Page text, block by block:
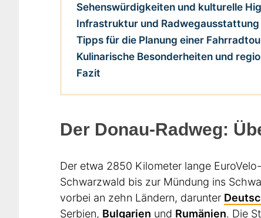
Sehenswürdigkeiten und kulturelle
Infrastruktur und Radwegausstattung
Tipps für die Planung einer
Kulinarische Besonderheiten und
Fazit
Der Donau-Radweg:
Der etwa 2850 Kilometer lange
Schwarzwald bis zur Mündung ins
vorbei an zehn Ländern, darunter
Serbien, Bulgarien und Rumänien. Die